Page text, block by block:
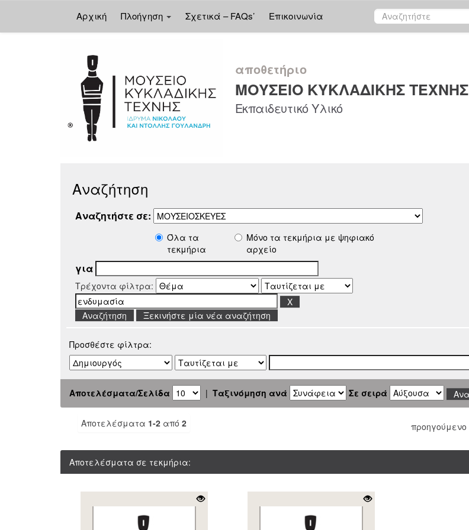
Αρχική Πλοήγηση Σχετικά – FAQs’ Επικοινωνία
αποθετήριο
ΜΟΥΣΕΙΟ ΚΥΚΛΑΔΙΚΗΣ ΤΕΧΝΗΣ
Εκπαιδευτικό Υλικό
Αναζήτηση
Αναζητήστε σε:
Όλα τα
τεκμήρια
Μόνο τα τεκμήρια με ψηφιακό
αρχείο
για
Τρέχοντα φίλτρα:
Ξεκινήστε μία νέα αναζήτηση
Προσθέστε φίλτρα:
Αποτελέσματα/Σελίδα | Ταξινόμηση ανά Σε σειρά
Αποτελέσματα 1-2 από 2 προηγούμενο
Αποτελέσματα σε τεκμήρια: